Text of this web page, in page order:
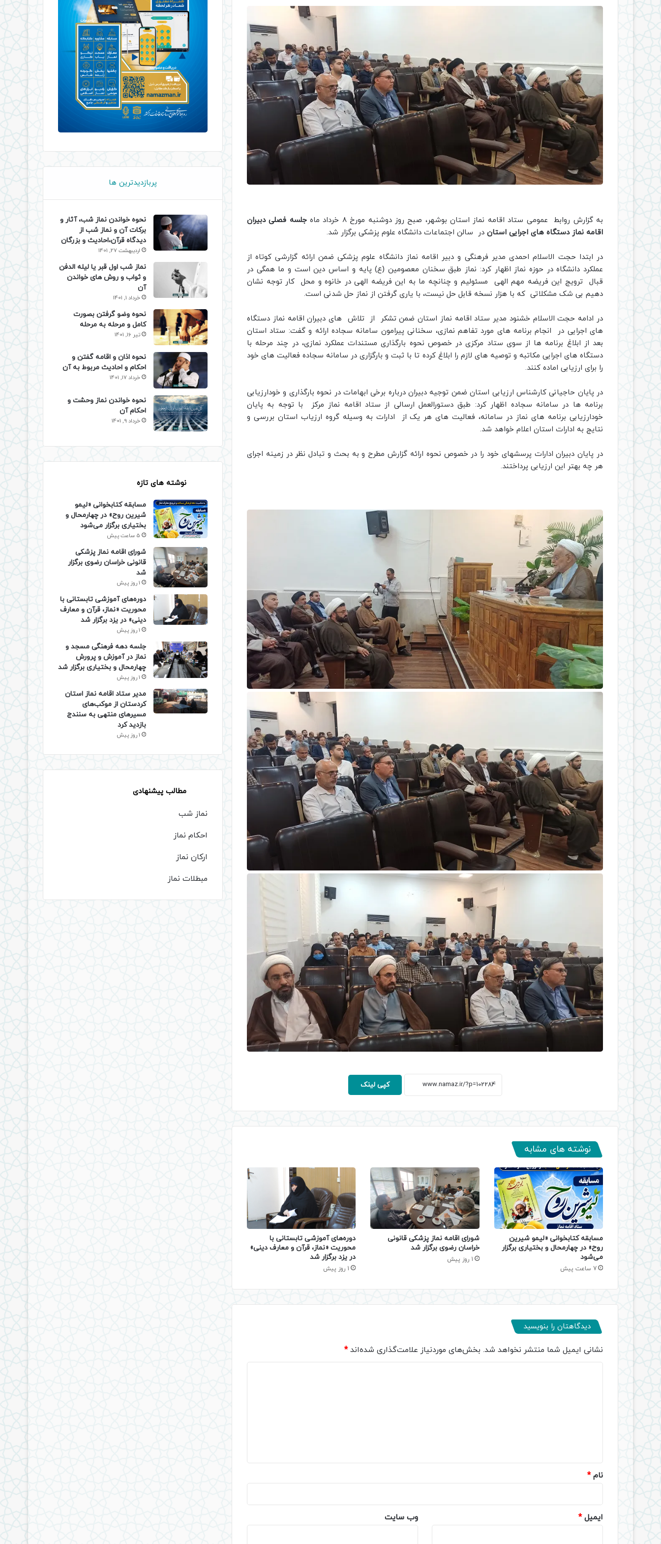
به گزارش روابط عمومی ستاد اقامه نماز استان بوشهر، صبح روز دوشنبه مورخ 8 خرداد ماه
جلسه فصلی دبیران
اقامه نماز دستگاه های اجرایی استان در سالن اجتماعات دانشگاه علوم پزشکی برگزار شد.
در ابتدا حجت الاسلام احمدی مدیر فرهنگی و دبیر اقامه نماز دانشگاه علوم پزشکی ضمن ارائه گزارشی کوتاه از
عملکرد دانشگاه در حوزه نماز اظهار کرد: نماز طبق سخنان معصومین (ع) پایه و اساس دین است و ما همگی در
قبال ترویج این فریضه مهم الهی مسئولیم و چنانچه ما به این فریضه الهی در خانوه و محل کار توجه نشان
دهیم بی شک مشکلاتی که با هزار نسخه قابل حل نیست، با یاری گرفتن از نماز حل شدنی است.
در ادامه حجت الاسلام خشنود مدیر ستاد اقامه نماز استان ضمن تشکر از تلاش های دبیران اقامه نماز دستگاه
های اجرایی در انجام برنامه های مورد تفاهم نمازی، سخنانی پیرامون سامانه سجاده ارائه و گفت: ستاد استان
بعد از ابلاغ برنامه ها از سوی ستاد مرکزی در خصوص نحوه بارگذاری مستندات عملکرد نمازی، در چند مرحله با
دستگاه های اجرایی مکاتبه و توصیه های لازم را ابلاغ کرده تا با ثبت و بارگزاری در سامانه سجاده فعالیت های خود
را برای ارزیابی اماده کنند.
در پایان حاجیانی کارشناس ارزیابی استان ضمن توجیه دبیران درباره برخی ابهامات در نحوه بارگذاری و خودارزیابی
برنامه ها در سامانه سجاده اظهار کرد: طبق دستورالعمل ارسالی از ستاد اقامه نماز مرکز با توجه به پایان
خودارزیابی برنامه های نماز در سامانه، فعالیت های هر یک از ادارات به وسیله گروه ارزیاب استان بررسی و
نتایج به ادارات استان اعلام خواهد شد.
در پایان دبیران ادارات پرسشهای خود را در خصوص نحوه ارائه گزارش مطرح و به بحث و تبادل نظر در زمینه اجرای
هر چه بهتر این ارزیابی پرداختند.
کپی لینک
نوشته های مشابه
مسابقه کتابخوانی «لیمو شیرین
روح» در چهارمحال و بختیاری برگزار
می‌شود
7 ساعت پیش
شورای اقامه نماز پزشکی قانونی
خراسان رضوی برگزار شد
1 روز پیش
دوره‌های آموزشی تابستانی با
محوریت «نماز، قرآن و معارف دینی»
در یزد برگزار شد
1 روز پیش
دیدگاهتان را بنویسید
نشانی ایمیل شما منتشر نخواهد شد. بخش‌های موردنیاز علامت‌گذاری شده‌اند*
نام*
ایمیل* وب‌ سایت
پربازدیدترین ها
نحوه خواندن نماز شب، آثار و
برکات آن و نماز شب از
دیدگاه قرآن،احادیث و بزرگان
اردیبهشت 27, 1401
نماز شب اول قبر یا لیله الدفن
و ثواب و روش های خواندن
آن
خرداد 1, 1401
نحوه وضو گرفتن بصورت
کامل و مرحله به مرحله
تیر 16, 1401
نحوه اذان و اقامه گفتن و
احکام و احادیث مربوط به آن
خرداد 17, 1401
نحوه خواندن نماز وحشت و
احکام آن
خرداد 9, 1401
نوشته های تازه
مسابقه کتابخوانی «لیمو
شیرین روح» در چهارمحال و
بختیاری برگزار می‌شود
5 ساعت پیش
شورای اقامه نماز پزشکی
قانونی خراسان رضوی برگزار
شد
1 روز پیش
دوره‌های آموزشی تابستانی با
محوریت «نماز، قرآن و معارف
دینی» در یزد برگزار شد
1 روز پیش
جلسه دهه فرهنگی مسجد و
نماز در آموزش و پرورش
چهارمحال و بختیاری برگزار شد
1 روز پیش
مدیر ستاد اقامه نماز استان
کردستان از موکب‌های
مسیرهای منتهی به سنندج
بازدید کرد
1 روز پیش
مطالب پیشنهادی
نماز شب
احکام نماز
ارکان نماز
مبطلات نماز